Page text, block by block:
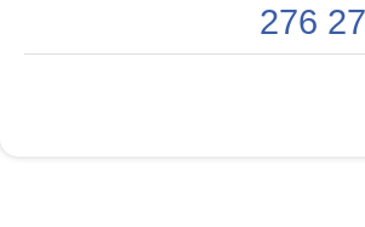
276